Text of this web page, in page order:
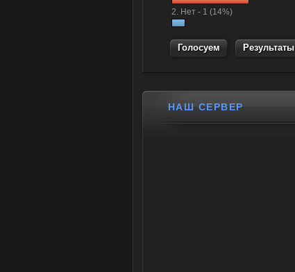
2. Нет - 1 (14%)
Результаты
НАШ СЕРВЕР